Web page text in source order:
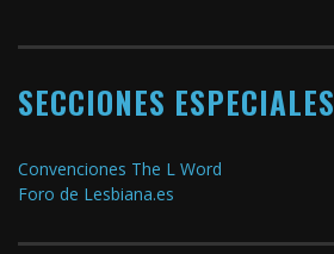
SECCIONES ESPECIALES
Convenciones The L Word
Foro de Lesbiana.es